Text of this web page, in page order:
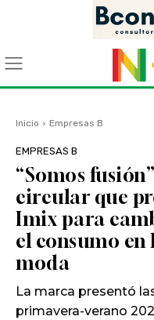
Inicio Empresas B
EMPRESAS B
“Somos
circular que
Imix para
el consumo
moda
La marca presentó
primavera-verano